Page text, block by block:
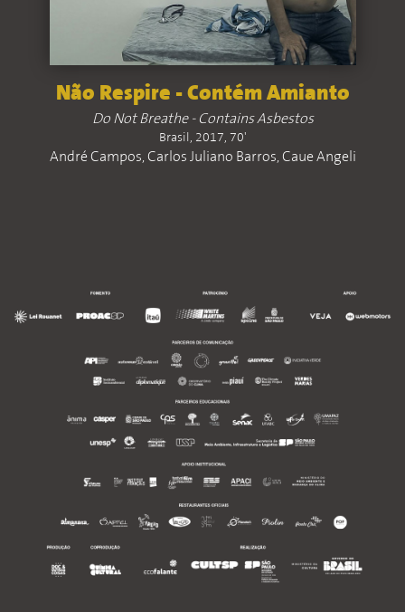
Não Respire - Contém Amianto
Do Not Breathe - Contains Asbestos
Brasil, 2017, 70'
André Campos, Carlos Juliano Barros, Caue Angeli